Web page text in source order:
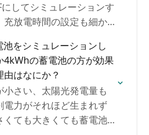
してシミュレーションす
充放電時間の設定も細か
をシミュレーションし
4kWhの蓄電池の方が効果
はなにか？
さい、太陽光発電量も
力がそれほど生まれず
くても大きくても蓄電池